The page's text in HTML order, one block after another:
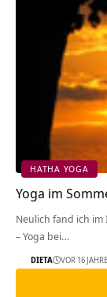
HATHA YOGA
Yoga im
Neulich fand ich
– Yoga bei…
DIETA VOR 16